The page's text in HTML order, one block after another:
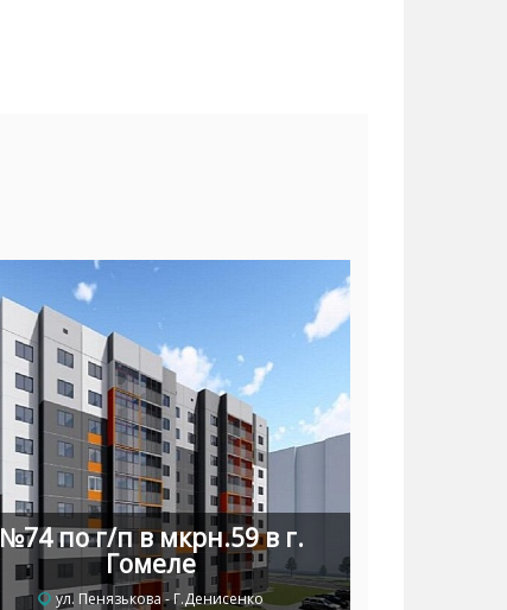
№74 по г/п в мкрн.59 в г.
Гомеле
ул. Пенязькова - Г.Денисенко